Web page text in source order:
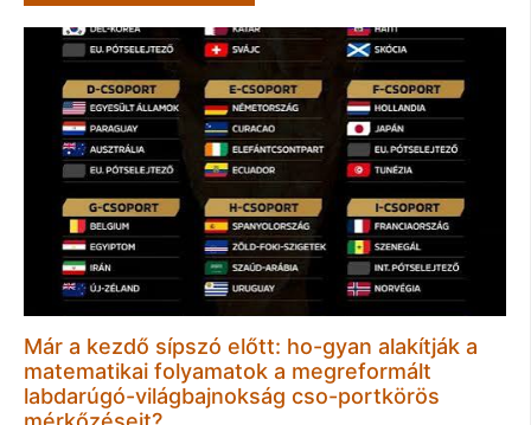
Már a kezdő sípszó előtt: ho-gyan alakítják a
matematikai folyamatok a megreformált
labdarúgó-világbajnokság cso-portkörös